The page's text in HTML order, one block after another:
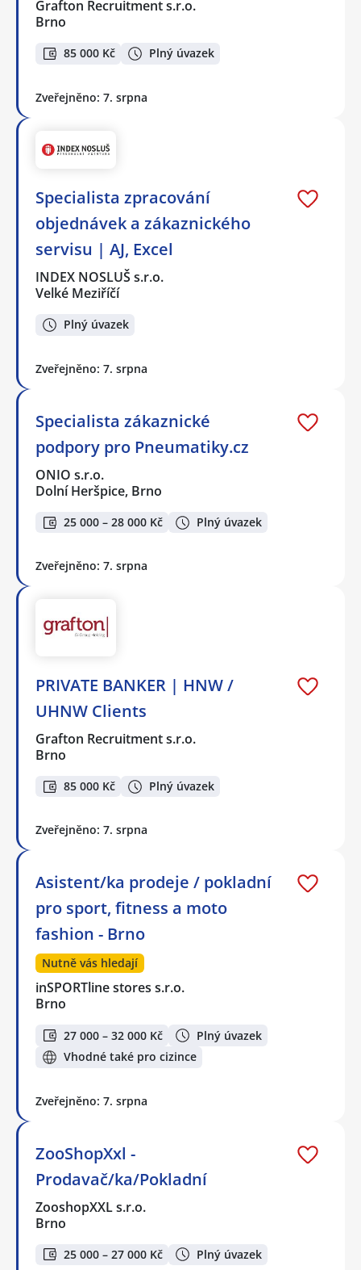
Grafton Recruitment s.r.o.
Brno
85 000 Kč Plný úvazek
Zveřejněno: 7. srpna
Specialista zpracování
objednávek a zákaznického
servisu | AJ, Excel
INDEX NOSLUŠ s.r.o.
Velké Meziříčí
Plný úvazek
Zveřejněno: 7. srpna
Specialista zákaznické
podpory pro Pneumatiky.cz
ONIO s.r.o.
Dolní Heršpice, Brno
25 000 – 28 000 Kč Plný úvazek
Zveřejněno: 7. srpna
PRIVATE BANKER | HNW /
UHNW Clients
Grafton Recruitment s.r.o.
Brno
85 000 Kč Plný úvazek
Zveřejněno: 7. srpna
Asistent/ka prodeje / pokladní
pro sport, fitness a moto
fashion - Brno
Nutně vás hledají
inSPORTline stores s.r.o.
Brno
27 000 – 32 000 Kč
Plný úvazek
Vhodné také pro cizince
Zveřejněno: 7. srpna
ZooShopXxl -
Prodavač/ka/Pokladní
ZooshopXXL s.r.o.
Brno
25 000 – 27 000 Kč Plný úvazek